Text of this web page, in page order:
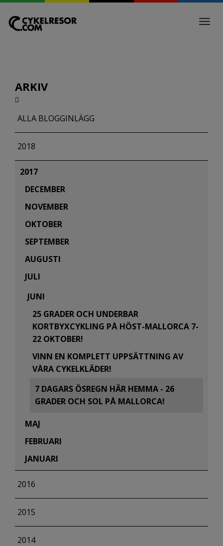
ARKIV
ALLA BLOGGINLÄGG
2018
2017
DECEMBER
NOVEMBER
OKTOBER
SEPTEMBER
AUGUSTI
JULI
JUNI
25 GRADER OCH UNDERBAR
KORTBYXCYKLING PÅ HÖST-MALLORCA 7-
22 OKTOBER!
VINN EN KOMPLETT UPPSÄTTNING AV
VÅRA CYKELKLÄDER!
7 DAGARS ÖSREGN HÄR HEMMA - 26
GRADER OCH SOL PÅ MALLORCA!
MAJ
FEBRUARI
JANUARI
2016
2015
2014